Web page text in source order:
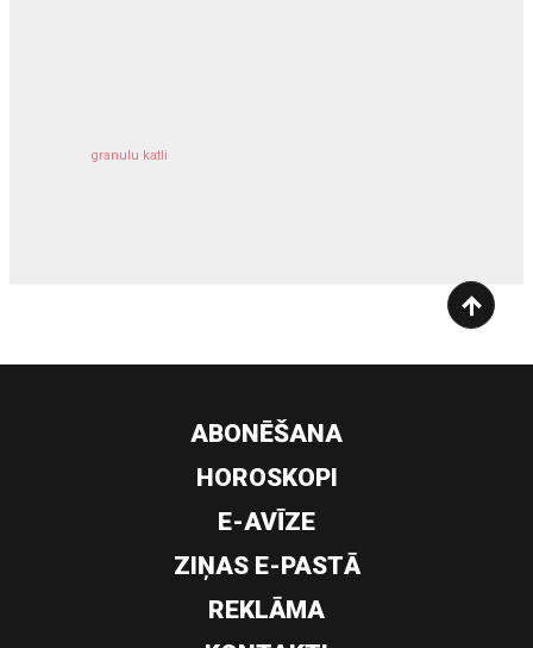
granulu katli
ABONĒŠANA
HOROSKOPI
E-AVĪZE
ZIŅAS E-PASTĀ
REKLĀMA